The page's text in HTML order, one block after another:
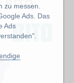
zu messen.
Ads. Das
Ads